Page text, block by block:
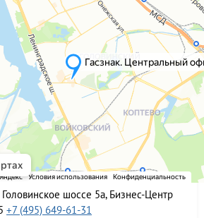
Головинское шоссе 5а, Бизнес-Центр
+7 (495) 649-61-31